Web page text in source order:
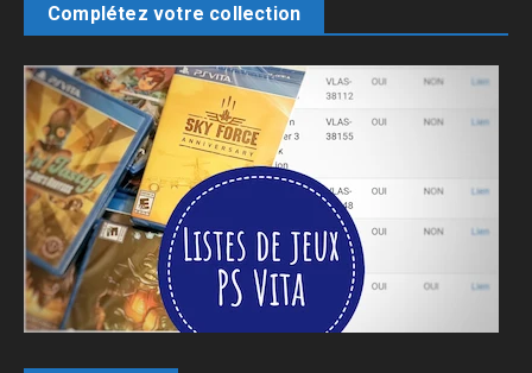
Complétez votre collection